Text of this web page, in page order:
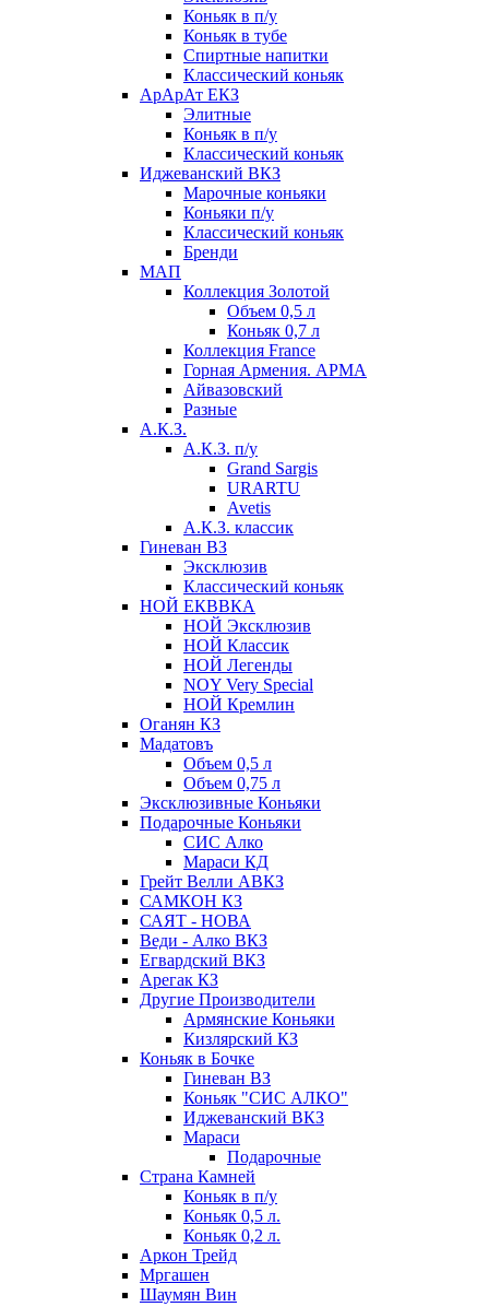
Коньяк в п/у
Коньяк в тубе
Спиртные напитки
Классический коньяк
АрАрАт ЕКЗ
Элитные
Коньяк в п/у
Классический коньяк
Иджеванский ВКЗ
Марочные коньяки
Коньяки п/у
Классический коньяк
Бренди
МАП
Коллекция Золотой
Объем 0,5 л
Коньяк 0,7 л
Коллекция France
Горная Армения. АРМА
Айвазовский
Разные
А.К.З.
А.К.З. п/у
Grand Sargis
URARTU
Avetis
А.К.З. классик
Гиневан ВЗ
Эксклюзив
Классический коньяк
НОЙ ЕКВВКА
НОЙ Эксклюзив
НОЙ Классик
НОЙ Легенды
NOY Very Speсial
НОЙ Кремлин
Оганян КЗ
Мадатовъ
Объем 0,5 л
Объем 0,75 л
Эксклюзивные Коньяки
Подарочные Коньяки
СИС Алко
Мараси КД
Грейт Велли АВКЗ
САМКОН КЗ
САЯТ - НОВА
Веди - Алко ВКЗ
Егвардский ВКЗ
Арегак КЗ
Другие Производители
Армянские Коньяки
Кизлярский КЗ
Коньяк в Бочке
Гиневан ВЗ
Коньяк "СИС АЛКО"
Иджеванский ВКЗ
Мараси
Подарочные
Страна Камней
Коньяк в п/у
Коньяк 0,5 л.
Коньяк 0,2 л.
Аркон Трейд
Мргашен
Шаумян Вин